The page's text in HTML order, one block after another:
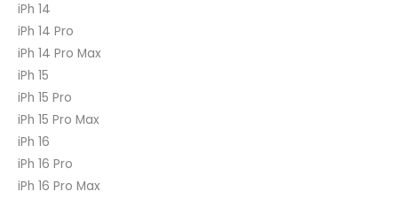
iPh 14
iPh 14 Pro
iPh 14 Pro Max
iPh 15
iPh 15 Pro
iPh 15 Pro Max
iPh 16
iPh 16 Pro
iPh 16 Pro Max